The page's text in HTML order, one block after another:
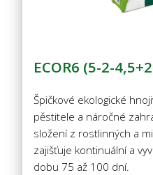
ECOR6 (5-2-
Špičkové ekologické
pěstitele a náročné
složení z rostlinných a
zajišťuje kontinuální a
dobu 75 až 100 dní.